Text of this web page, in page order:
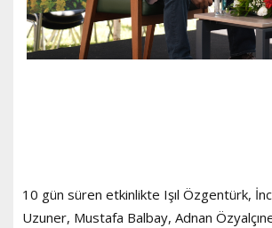
10 gün süren etkinlikte Işıl Özgentürk,
Uzuner, Mustafa Balbay, Adnan